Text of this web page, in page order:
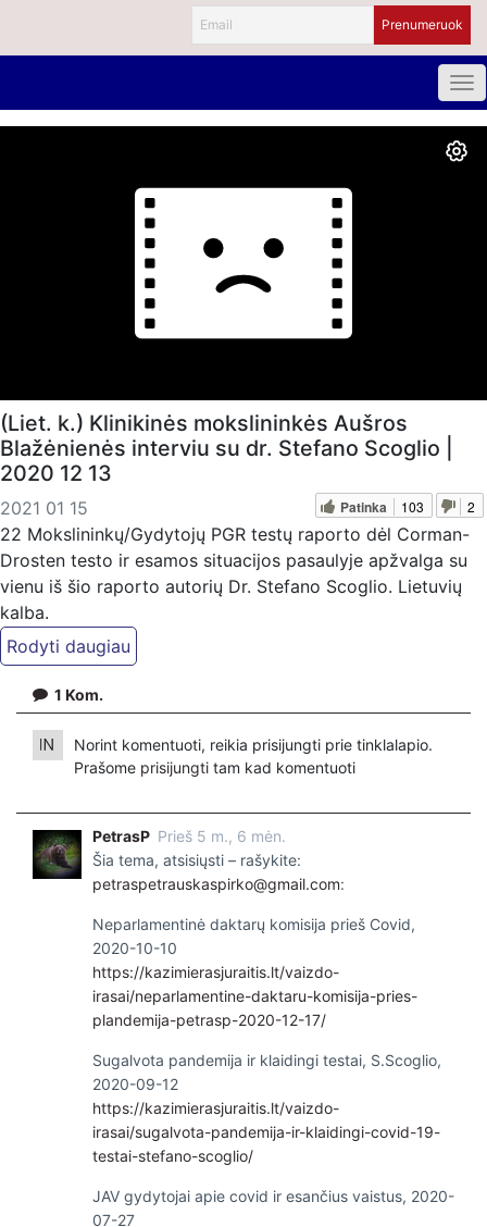
(Liet. k.) Klinikinės mokslininkės Aušros
Blažėnienės interviu su dr. Stefano Scoglio |
2020 12 13
2021 01 15 Patinka 103 2
22 Mokslininkų/Gydytojų PGR testų raporto dėl Corman-
Drosten testo ir esamos situacijos pasaulyje apžvalga su
vienu iš šio raporto autorių Dr. Stefano Scoglio. Lietuvių
kalba.
1 Kom.
Norint komentuoti, reikia prisijungti prie tinklalapio.
Prašome prisijungti tam kad komentuoti
PetrasP Prieš 5 m., 6 mėn.
Šia tema, atsisiųsti – rašykite:
petraspetrauskaspirko@gmail.com:
Neparlamentinė daktarų komisija prieš Covid,
2020-10-10
https://kazimierasjuraitis.lt/vaizdo-
irasai/neparlamentine-daktaru-komisija-pries-
plandemija-petrasp-2020-12-17/
Sugalvota pandemija ir klaidingi testai, S.Scoglio,
2020-09-12
https://kazimierasjuraitis.lt/vaizdo-
irasai/sugalvota-pandemija-ir-klaidingi-covid-19-
testai-stefano-scoglio/
JAV gydytojai apie covid ir esančius vaistus, 2020-
07-27